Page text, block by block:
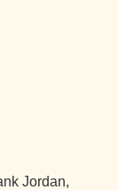
Jordan,